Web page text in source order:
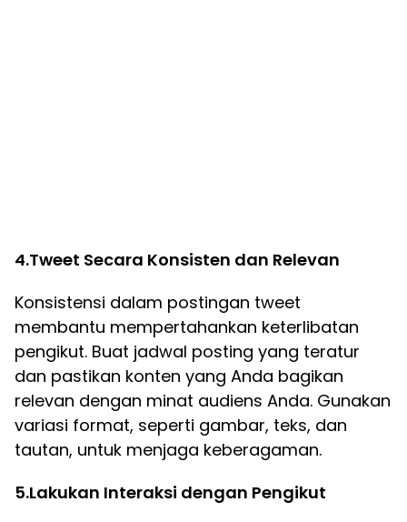
4.Tweet Secara Konsisten dan Relevan
Konsistensi dalam postingan tweet
membantu mempertahankan keterlibatan
pengikut. Buat jadwal posting yang teratur
dan pastikan konten yang Anda bagikan
relevan dengan minat audiens Anda. Gunakan
variasi format, seperti gambar, teks, dan
tautan, untuk menjaga keberagaman.
5.Lakukan Interaksi dengan Pengikut